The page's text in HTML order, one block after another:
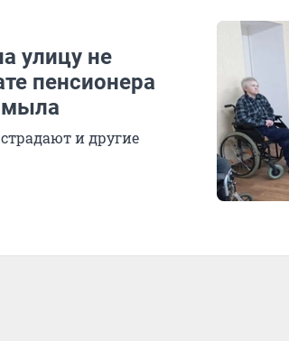
улицу не
пенсионера
мыла
и другие